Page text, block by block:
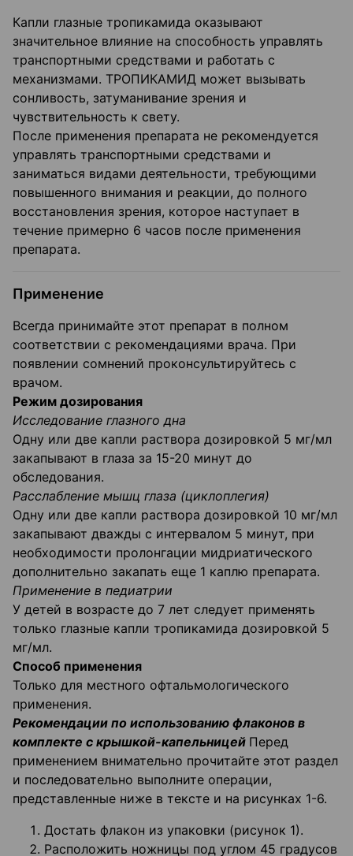
Капли глазные тропикамида оказывают
значительное влияние на способность управлять
транспортными средствами и работать с
механизмами. ТРОПИКАМИД может вызывать
сонливость, затуманивание зрения и
чувствительность к свету.
После применения препарата не рекомендуется
управлять транспортными средствами и
заниматься видами деятельности, требующими
повышенного внимания и реакции, до полного
восстановления зрения, которое наступает в
течение примерно 6 часов после применения
препарата.
Применение
Всегда принимайте этот препарат в полном
соответствии с рекомендациями врача. При
появлении сомнений проконсультируйтесь с
врачом.
Режим дозирования
Исследование глазного дна
Одну или две капли раствора дозировкой 5 мг/мл
закапывают в глаза за 15-20 минут до
обследования.
Расслабление мышц глаза (циклоплегия)
Одну или две капли раствора дозировкой 10 мг/мл
закапывают дважды с интервалом 5 минут, при
необходимости пролонгации мидриатического
дополнительно закапать еще 1 каплю препарата.
Применение в педиатрии
У детей в возрасте до 7 лет следует применять
только глазные капли тропикамида дозировкой 5
мг/мл.
Способ применения
Только для местного офтальмологического
применения.
Рекомендации по использованию флаконов в
комплекте с крышкой-капельницей Перед
применением внимательно прочитайте этот раздел
и последовательно выполните операции,
представленные ниже в тексте и на рисунках 1-6.
Достать флакон из упаковки (рисунок 1).
Расположить ножницы под углом 45 градусов